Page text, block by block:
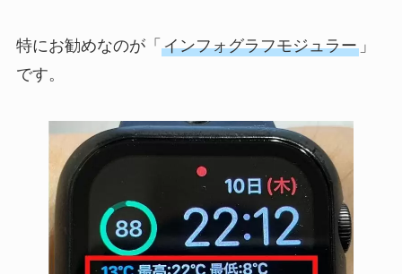
特にお勧めなのが「 インフォグラフモジュラー」
です。